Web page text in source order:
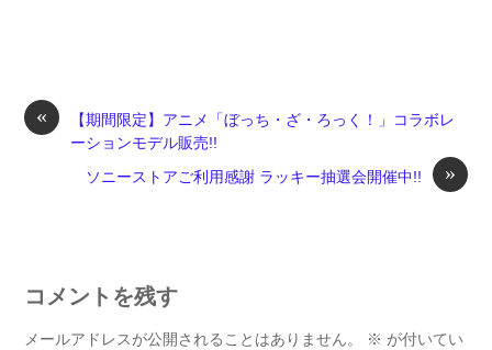
«
【期間限定】アニメ「ぼっち・ざ・ろっく！」コラボレ
ーションモデル販売!!
»
ソニーストアご利用感謝 ラッキー抽選会開催中!!
コメントを残す
メールアドレスが公開されることはありません。 ※ が付いてい